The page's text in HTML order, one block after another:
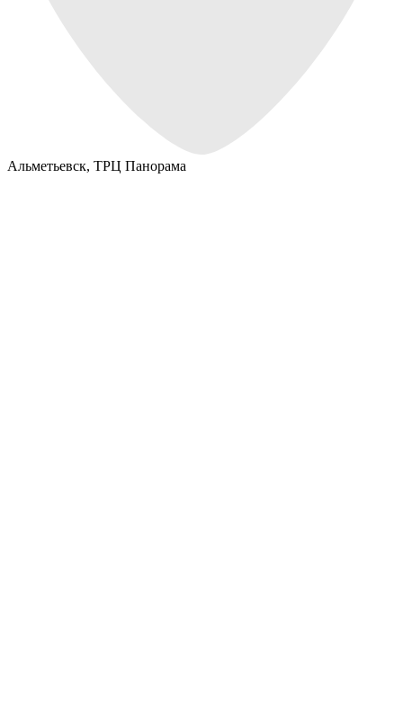
Альметьевск, ТРЦ Панорама